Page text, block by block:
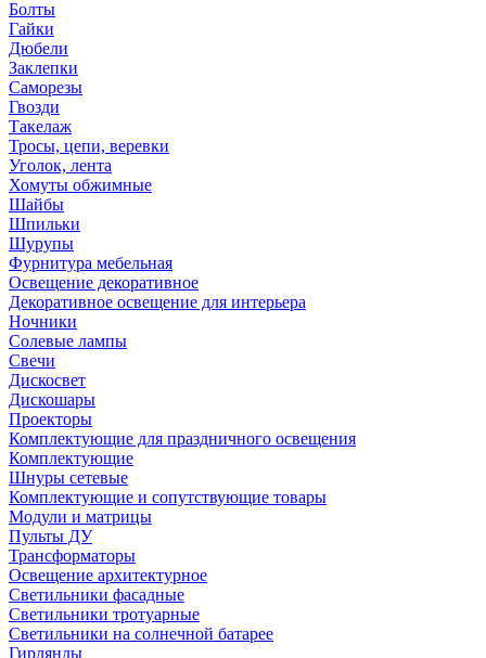
Болты
Гайки
Дюбели
Заклепки
Саморезы
Гвозди
Такелаж
Тросы, цепи, веревки
Уголок, лента
Хомуты обжимные
Шайбы
Шпильки
Шурупы
Фурнитура мебельная
Освещение декоративное
Декоративное освещение для интерьера
Ночники
Солевые лампы
Свечи
Дискосвет
Дискошары
Проекторы
Комплектующие для праздничного освещения
Комплектующие
Шнуры сетевые
Комплектующие и сопутствующие товары
Модули и матрицы
Пульты ДУ
Трансформаторы
Освещение архитектурное
Светильники фасадные
Светильники тротуарные
Светильники на солнечной батарее
Гирлянды